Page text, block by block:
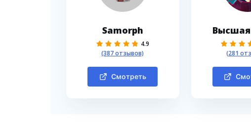
Samorph
4.9
(387 отзывов)
Смотреть
(281